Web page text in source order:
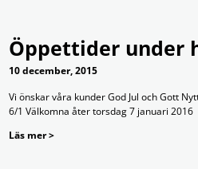
Öppettider under
10 december, 2015
Vi önskar våra kunder God Jul och Gott
6/1 Välkomna åter torsdag 7 januari 2016
Läs mer >